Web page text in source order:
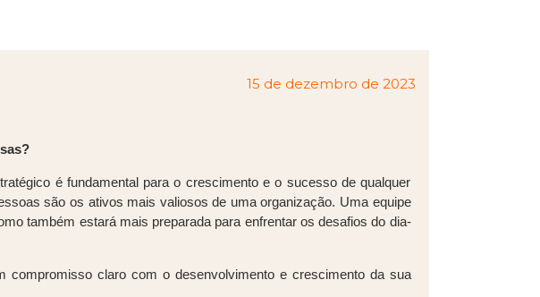
15 de dezembro de 2023
é fundamental para o crescimento e o sucesso de qualquer
são os ativos mais valiosos de uma organização. Uma equipe
também estará mais preparada para enfrentar os desafios do dia-
compromisso claro com o desenvolvimento e crescimento da sua